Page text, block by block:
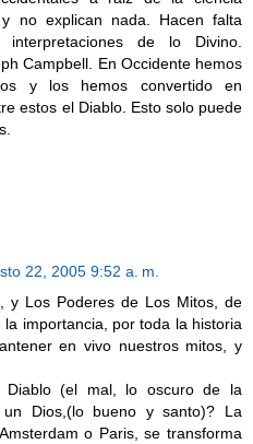
no explican nada. Hacen falta
interpretaciones de lo Divino.
Campbell. En Occidente hemos
y los hemos convertido en
estos el Diablo. Esto solo puede
22, 2005 9:52 a. m.
y Los Poderes de Los Mitos, de
importancia, por toda la historia
en vivo nuestros mitos, y
(el mal, lo oscuro de la
un Dios,(lo bueno y santo)? La
o Paris, se transforma